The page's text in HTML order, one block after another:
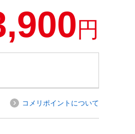
円
コメリポイントについて